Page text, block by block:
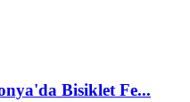
Bisiklet Fe...